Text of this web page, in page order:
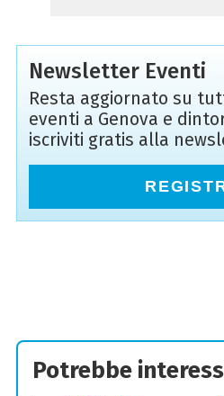
Newsletter Eventi
Resta aggiornato su
eventi a Genova e
iscriviti gratis alla
Potrebbe